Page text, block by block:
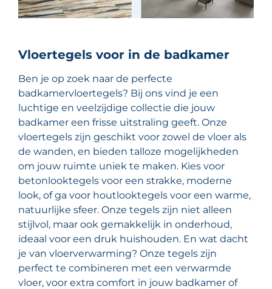
Vloertegels voor in de badkamer
Ben je op zoek naar de perfecte
badkamervloertegels? Bij ons vind je een
luchtige en veelzijdige collectie die jouw
badkamer een frisse uitstraling geeft. Onze
vloertegels zijn geschikt voor zowel de vloer als
de wanden, en bieden talloze mogelijkheden
om jouw ruimte uniek te maken. Kies voor
betonlooktegels voor een strakke, moderne
look, of ga voor houtlooktegels voor een warme,
natuurlijke sfeer. Onze tegels zijn niet alleen
stijlvol, maar ook gemakkelijk in onderhoud,
ideaal voor een druk huishouden. En wat dacht
je van vloerverwarming? Onze tegels zijn
perfect te combineren met een verwarmde
vloer, voor extra comfort in jouw badkamer of